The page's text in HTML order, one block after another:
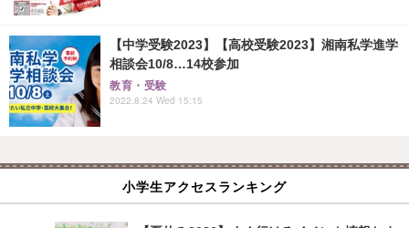
【中学受験2023】【高校受験2023】湘南私学進学
相談会10/8…14校参加
教育・受験
2022.8.24 Wed 15:15
小学生アクセスランキング